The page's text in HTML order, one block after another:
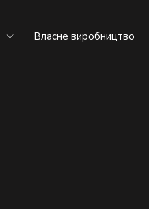
Власне виробництво